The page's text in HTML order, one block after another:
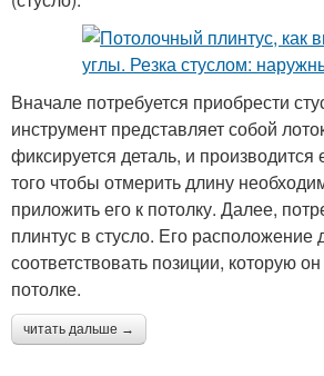
Вначале потребуется приобрести
инструмент представляет собой
фиксируется деталь, и производится
того чтобы отмерить длину
приложить его к потолку. Далее,
плинтус в стусло. Его расположение
соответствовать позиции, которую
потолке.
читать дальше →